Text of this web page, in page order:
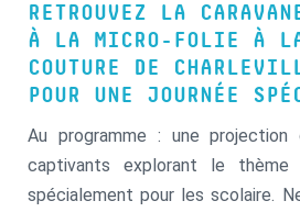
RETROUVEZ LA
À LA MICRO-FOLIE À
COUTURE DE
POUR UNE JOURNÉE
Au programme : une
captivants explorant le thème
spécialement pour les scolaire.